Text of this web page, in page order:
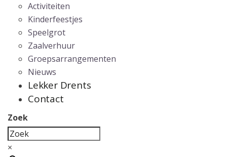
Activiteiten
Kinderfeestjes
Speelgrot
Zaalverhuur
Groepsarrangementen
Nieuws
Lekker Drents
Contact
Zoek
×